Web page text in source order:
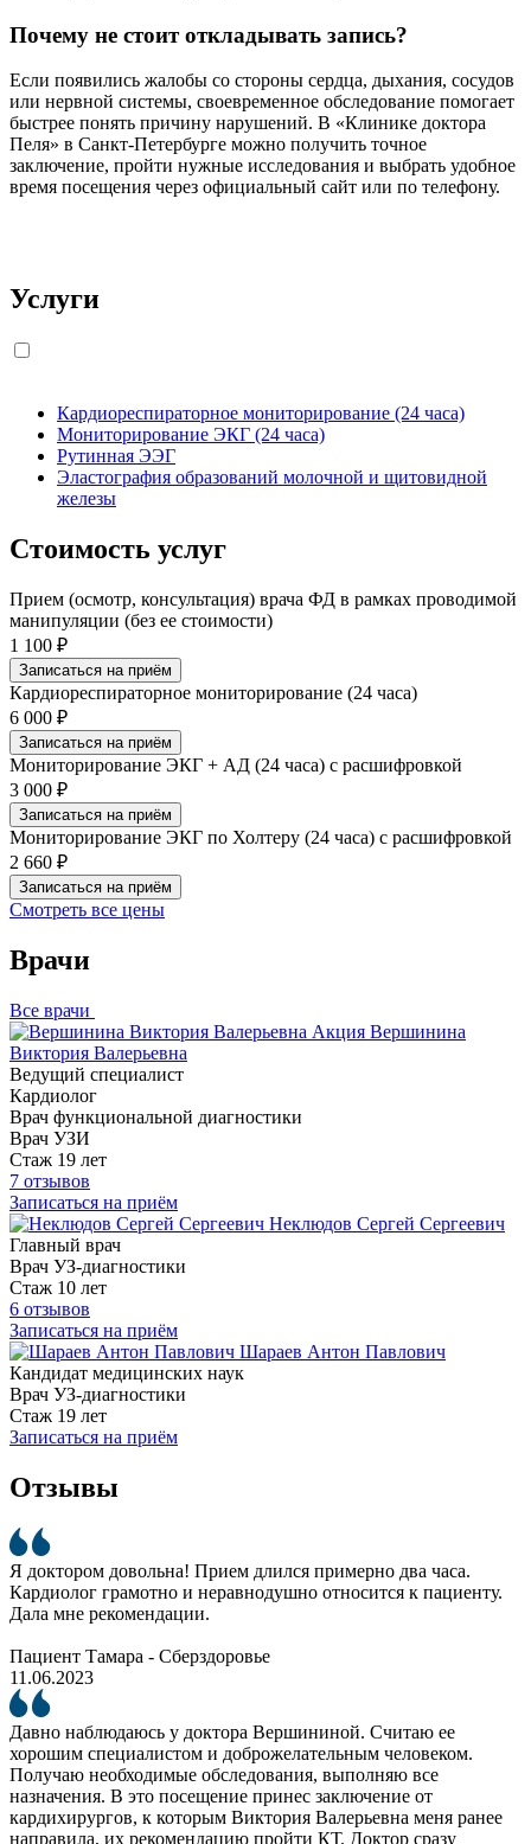
Почему не стоит откладывать запись?
Если появились жалобы со стороны сердца, дыхания, сосудов
или нервной системы, своевременное обследование помогает
быстрее понять причину нарушений. В «Клинике доктора
Пеля» в Санкт-Петербурге можно получить точное
заключение, пройти нужные исследования и выбрать удобное
время посещения через официальный сайт или по телефону.
Услуги
Кардиореспираторное мониторирование (24 часа)
Мониторирование ЭКГ (24 часа)
Рутинная ЭЭГ
Эластография образований молочной и щитовидной
железы
Стоимость услуг
Прием (осмотр, консультация) врача ФД в рамках проводимой
манипуляции (без ее стоимости)
1 100 ₽
Записаться на приём
Кардиореспираторное мониторирование (24 часа)
6 000 ₽
Записаться на приём
Мониторирование ЭКГ + АД (24 часа) с расшифровкой
3 000 ₽
Записаться на приём
Мониторирование ЭКГ по Холтеру (24 часа) с расшифровкой
2 660 ₽
Записаться на приём
Смотреть все цены
Врачи
Все врачи
Акция Вершинина
Виктория Валерьевна
Ведущий специалист
Кардиолог
Врач функциональной диагностики
Врач УЗИ
Стаж 19 лет
7 отзывов
Записаться на приём
Неклюдов Сергей Сергеевич
Главный врач
Врач УЗ-диагностики
Стаж 10 лет
6 отзывов
Записаться на приём
Шараев Антон Павлович
Кандидат медицинских наук
Врач УЗ-диагностики
Стаж 19 лет
Записаться на приём
Отзывы
Я доктором довольна! Прием длился примерно два часа.
Кардиолог грамотно и неравнодушно относится к пациенту.
Дала мне рекомендации.
Пациент Тамара - Сберздоровье
11.06.2023
Давно наблюдаюсь у доктора Вершининой. Считаю ее
хорошим специалистом и доброжелательным человеком.
Получаю необходимые обследования, выполняю все
назначения. В это посещение принес заключение от
кардихирургов, к которым Виктория Валерьевна меня ранее
направила, их рекомендацию пройти КТ. Доктор сразу